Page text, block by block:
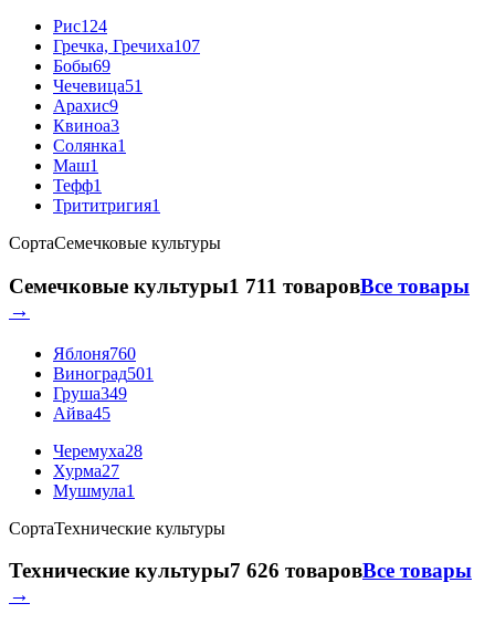
Рис124
Гречка, Гречиха107
Бобы69
Чечевица51
Арахис9
Квиноа3
Солянка1
Маш1
Тефф1
Трититригия1
СортаСемечковые культуры
Семечковые культуры1 711 товаровВсе товары
→
Яблоня760
Виноград501
Груша349
Айва45
Черемуха28
Хурма27
Мушмула1
СортаТехнические культуры
Технические культуры7 626 товаровВсе товары
→